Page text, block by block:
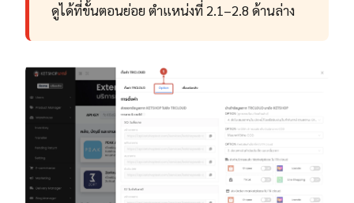
ดูได้ที่ขั้นตอนย่อย ตำแหน่งที่ 2.1–2.8 ด้านล่าง